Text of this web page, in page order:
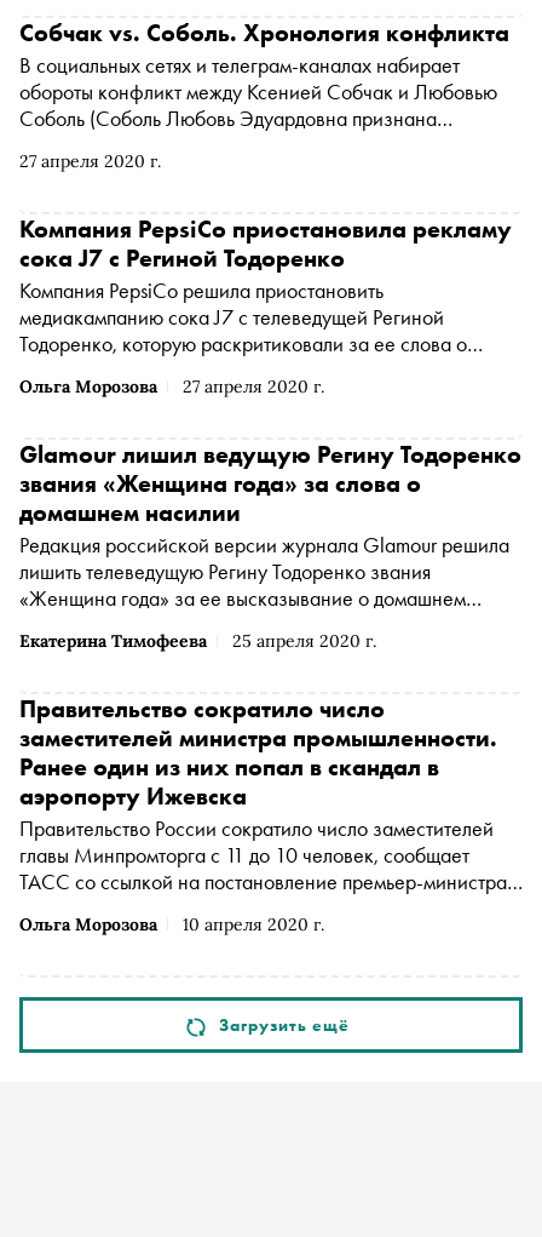
реакцию и почему имя Карен стало нарицательным
27 апреля 2020 г.
Собчак vs. Соболь. Хронология конфликта
В социальных сетях и телеграм-каналах набирает
обороты конфликт между Ксенией Собчак и Любовью
Соболь (Соболь Любовь Эдуардовна признана
поделили две главные российские оппозиционные
(Организация "Телеканал Дождь" признана
иностранным агентом *)и радиостанция «Эхо Москвы»
Ольга Морозова 27 апреля 2020 г.
Компания PepsiCo приостановила рекламу
сока J7 с Региной Тодоренко
Компания PepsiCo решила приостановить
медиакампанию сока J7 с телеведущей Региной
Тодоренко, которую раскритиковали за ее слова о
со ссылкой на директора по коммуникациям
Екатерина Тимофеева 25 апреля 2020 г.
Glamour лишил ведущую Регину Тодоренко
звания «Женщина года» за слова о
домашнем насилии
Редакция российской версии журнала Glamour решила
лишить телеведущую Регину Тодоренко звания
«Женщина года» за ее высказывание о домашнем
соцсетей
Ольга Морозова 10 апреля 2020 г.
Правительство сократило число
заместителей министра промышленности.
Ранее один из них попал в скандал в
аэропорту Ижевска
Правительство России сократило число заместителей
главы Минпромторга с 11 до 10 человек, сообщает
ТАСС со ссылкой на постановление премьер-министра
Загрузить ещё